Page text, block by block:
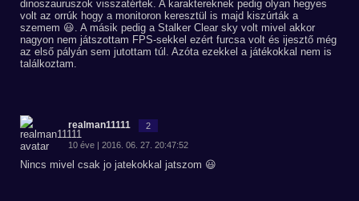
dinoszauruszok visszatértek. A karaktereknek pedig olyan hegyes
volt az orrúk hogy a monitoron keresztül is majd kiszúrták a
szemem 😃. A másik pedig a Stalker Clear sky volt mivel akkor
nagyon nem játszottam FPS-sekkel ezért furcsa volt és ijesztő még
az első pályán sem jutottam túl. Azóta ezekkel a játékokkal nem is
találkoztam.
realman11111 2
10 éve | 2016. 06. 27. 20:47:52
Nincs mivel csak jo jatekokkal jatszom 😃